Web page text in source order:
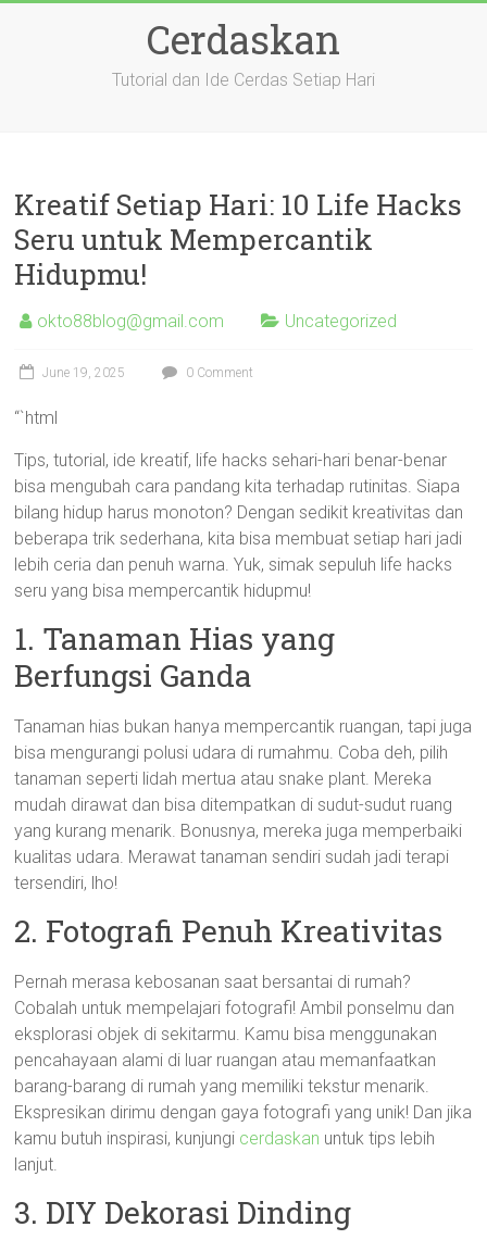
Cerdaskan
Tutorial dan Ide Cerdas Setiap Hari
Kreatif Setiap Hari: 10 Life Hacks
Seru untuk Mempercantik
Hidupmu!
okto88blog@gmail.com Uncategorized
June 19, 2025 0 Comment
“`html
Tips, tutorial, ide kreatif, life hacks sehari-hari benar-benar
bisa mengubah cara pandang kita terhadap rutinitas. Siapa
bilang hidup harus monoton? Dengan sedikit kreativitas dan
beberapa trik sederhana, kita bisa membuat setiap hari jadi
lebih ceria dan penuh warna. Yuk, simak sepuluh life hacks
seru yang bisa mempercantik hidupmu!
1. Tanaman Hias yang
Berfungsi Ganda
Tanaman hias bukan hanya mempercantik ruangan, tapi juga
bisa mengurangi polusi udara di rumahmu. Coba deh, pilih
tanaman seperti lidah mertua atau snake plant. Mereka
mudah dirawat dan bisa ditempatkan di sudut-sudut ruang
yang kurang menarik. Bonusnya, mereka juga memperbaiki
kualitas udara. Merawat tanaman sendiri sudah jadi terapi
tersendiri, lho!
2. Fotografi Penuh Kreativitas
Pernah merasa kebosanan saat bersantai di rumah?
Cobalah untuk mempelajari fotografi! Ambil ponselmu dan
eksplorasi objek di sekitarmu. Kamu bisa menggunakan
pencahayaan alami di luar ruangan atau memanfaatkan
barang-barang di rumah yang memiliki tekstur menarik.
Ekspresikan dirimu dengan gaya fotografi yang unik! Dan jika
kamu butuh inspirasi, kunjungi cerdaskan untuk tips lebih
lanjut.
3. DIY Dekorasi Dinding